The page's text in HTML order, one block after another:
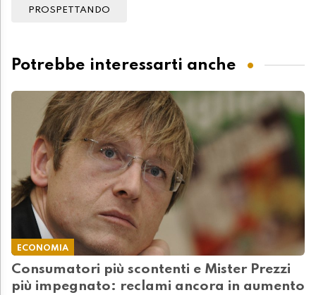
PROSPETTANDO
Potrebbe interessarti anche
ECONOMIA
Consumatori più scontenti e Mister Prezzi
più impegnato: reclami ancora in aumento